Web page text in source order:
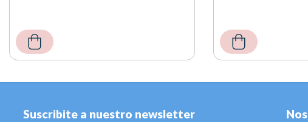
Suscribite a nuestro newsletter